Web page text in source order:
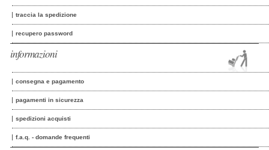
traccia la spedizione
recupero password
informazioni
consegna e pagamento
pagamenti in sicurezza
spedizioni acquisti
f.a.q. - domande frequenti